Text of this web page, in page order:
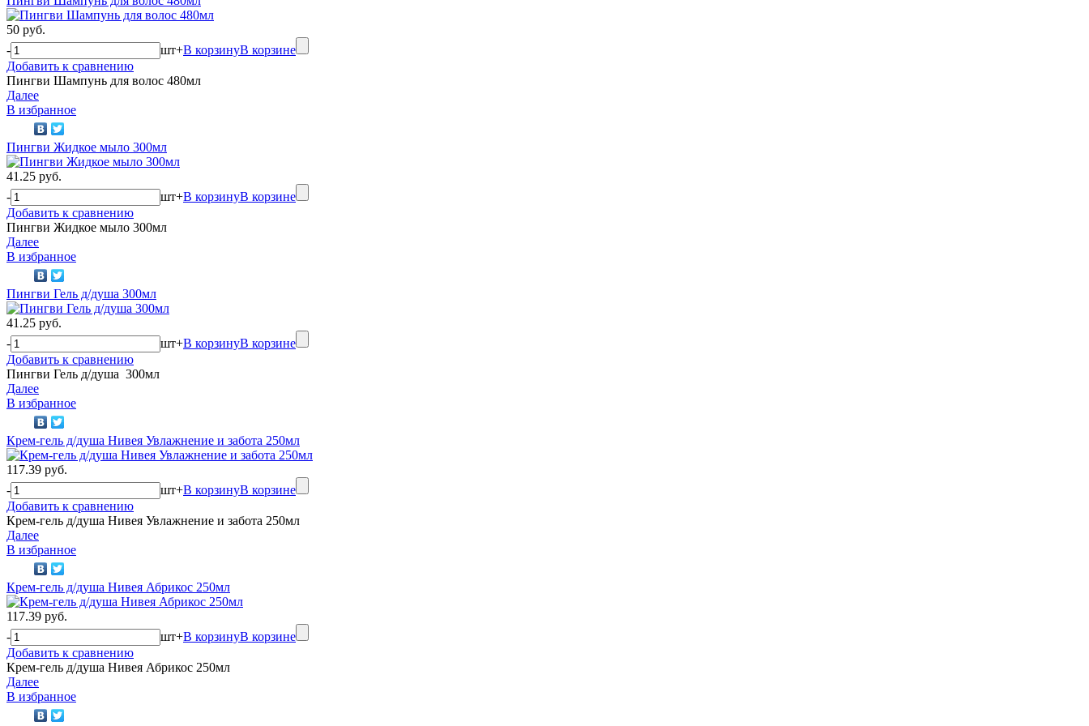
50 руб.
-
шт+В корзинуВ корзине
Добавить к сравнению
Пингви Шампунь для волос 480мл
Далее
В избранное
Пингви Жидкое мыло 300мл
41.25 руб.
-
шт+В корзинуВ корзине
Добавить к сравнению
Пингви Жидкое мыло 300мл
Далее
В избранное
Пингви Гель д/душа 300мл
41.25 руб.
-
шт+В корзинуВ корзине
Добавить к сравнению
Пингви Гель д/душа 300мл
Далее
В избранное
Крем-гель д/душа Нивея Увлажнение и забота 250мл
117.39 руб.
-
шт+В корзинуВ корзине
Добавить к сравнению
Крем-гель д/душа Нивея Увлажнение и забота 250мл
Далее
В избранное
Крем-гель д/душа Нивея Абрикос 250мл
117.39 руб.
-
шт+В корзинуВ корзине
Добавить к сравнению
Крем-гель д/душа Нивея Абрикос 250мл
Далее
В избранное